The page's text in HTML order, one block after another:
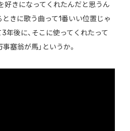
好きになってくれたんだと思うん
きに歌う曲って1番いい位置じゃ
年後に、そこに使ってくれたって
塞翁が馬」というか。